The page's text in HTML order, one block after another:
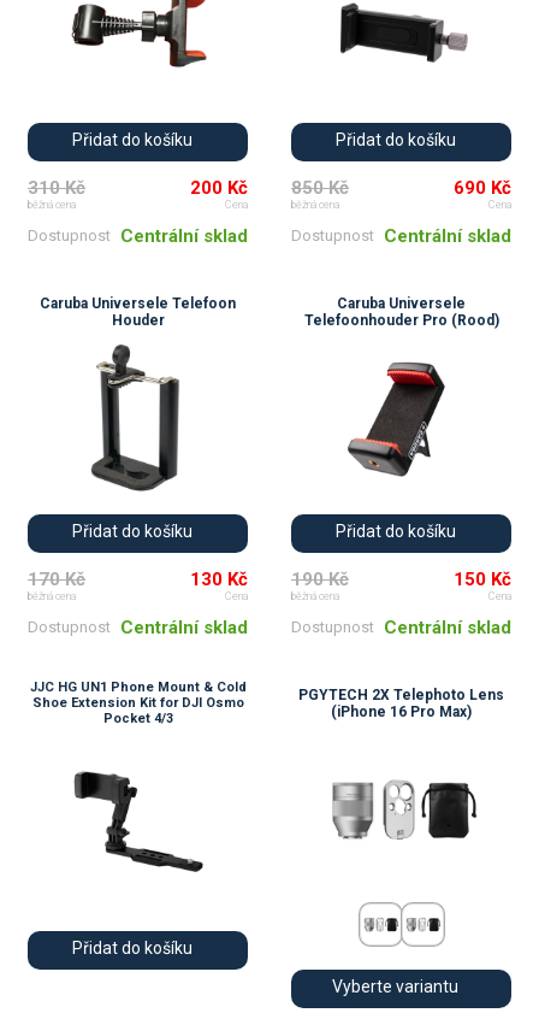
Přidat do košíku
310 Kč
běžná cena
200 Kč
Cena
Dostupnost Centrální sklad
Přidat do košíku
850 Kč
běžná cena
690 Kč
Cena
Dostupnost Centrální sklad
Caruba Universele Telefoon
Houder
Přidat do košíku
170 Kč
běžná cena
130 Kč
Cena
Dostupnost Centrální sklad
Caruba Universele
Telefoonhouder Pro (Rood)
Přidat do košíku
190 Kč
běžná cena
150 Kč
Cena
Dostupnost Centrální sklad
JJC HG UN1 Phone Mount & Cold
Shoe Extension Kit for DJI Osmo
Pocket 4/3
Přidat do košíku
PGYTECH 2X Telephoto Lens
(iPhone 16 Pro Max)
Vyberte variantu